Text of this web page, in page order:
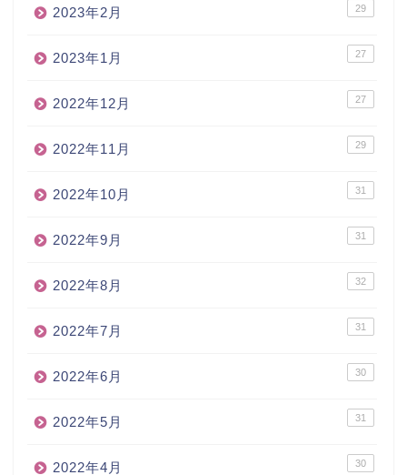
2023年2月 29
2023年1月 27
2022年12月 27
2022年11月 29
2022年10月 31
2022年9月 31
2022年8月 32
2022年7月 31
2022年6月 30
2022年5月 31
2022年4月 30